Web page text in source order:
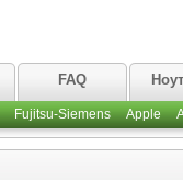
FAQ
Fujitsu-Siemens Apple